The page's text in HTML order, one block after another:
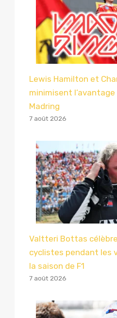
Lewis Hamilton et
minimisent l’avantage
Madring
7 août 2026
Valtteri Bottas
cyclistes pendant les
la saison de F1
7 août 2026